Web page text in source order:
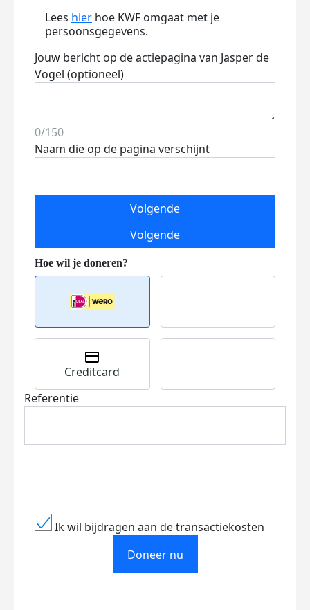
Lees hier hoe KWF omgaat met je
persoonsgegevens.
Jouw bericht op de actiepagina van Jasper de
Vogel (optioneel)
0/150
Naam die op de pagina verschijnt
Volgende
Volgende
Creditcard
Referentie
Ik wil bijdragen aan de transactiekosten
Doneer nu